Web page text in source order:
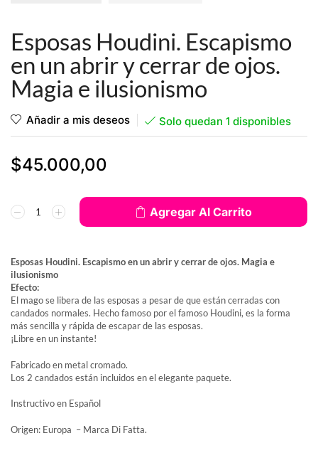
Esposas Houdini. Escapismo
en un abrir y cerrar de ojos.
Magia e ilusionismo
Añadir a mis deseos Solo quedan 1 disponibles
$45.000,00
Agregar Al Carrito
Esposas Houdini. Escapismo en un abrir y cerrar de ojos. Magia e
ilusionismo
Efecto:
El mago se libera de las esposas a pesar de que están cerradas con
candados normales. Hecho famoso por el famoso Houdini, es la forma
más sencilla y rápida de escapar de las esposas.
¡Libre en un instante!
Fabricado en metal cromado.
Los 2 candados están incluidos en el elegante paquete.
Instructivo en Español
Origen: Europa – Marca Di Fatta.